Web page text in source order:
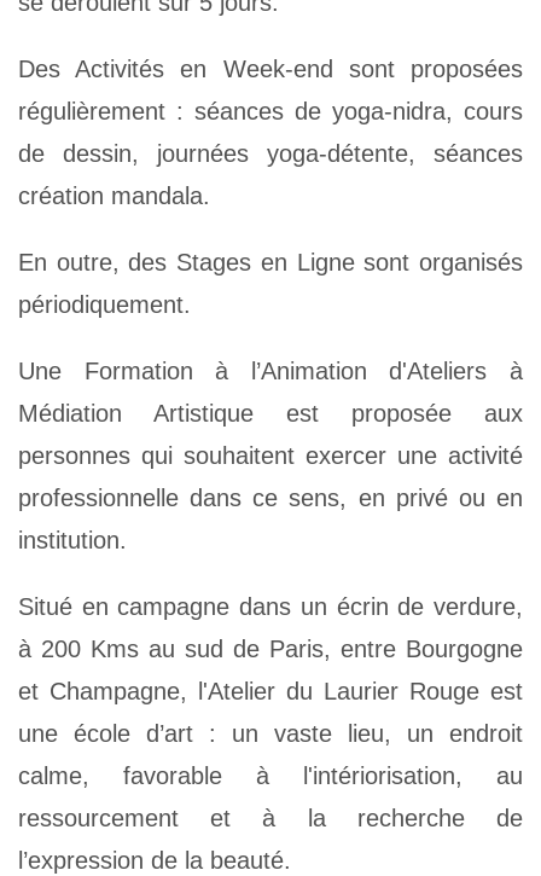
Des Activités en Week-end sont proposées
régulièrement : séances de yoga-nidra, cours
de dessin, journées yoga-détente, séances
création mandala.
En outre, des Stages en Ligne sont organisés
périodiquement.
Une Formation à l’Animation d'Ateliers à
Médiation Artistique est proposée aux
personnes qui souhaitent exercer une activité
professionnelle dans ce sens, en privé ou en
institution.
Situé en campagne dans un écrin de verdure,
à 200 Kms au sud de Paris, entre Bourgogne
et Champagne, l'Atelier du Laurier Rouge est
une école d’art : un vaste lieu, un endroit
calme, favorable à l'intériorisation, au
ressourcement et à la recherche de
l’expression de la beauté.